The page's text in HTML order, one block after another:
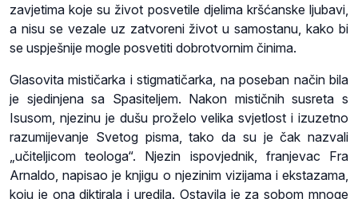
zavjetima koje su život posvetile djelima kršćanske ljubavi,
a nisu se vezale uz zatvoreni život u samostanu, kako bi
se uspješnije mogle posvetiti dobrotvornim činima.
Glasovita mističarka i stigmatičarka, na poseban način bila
je sjedinjena sa Spasiteljem. Nakon mističnih susreta s
Isusom, njezinu je dušu proželo velika svjetlost i izuzetno
razumijevanje Svetog pisma, tako da su je čak nazvali
„učiteljicom teologa“. Njezin ispovjednik, franjevac Fra
Arnaldo, napisao je knjigu o njezinim vizijama i ekstazama,
koju je ona diktirala i uredila. Ostavila je za sobom mnoge